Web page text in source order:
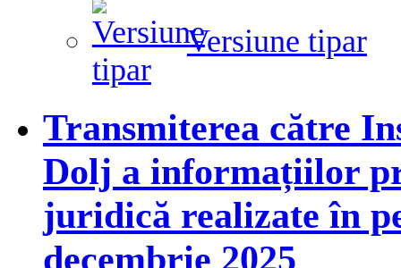
Versiune tipar
Transmiterea către
Dolj a informațiilor
juridică realizate în
decembrie 2025